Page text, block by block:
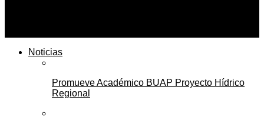
Noticias
Promueve Académico BUAP Proyecto Hídrico
Regional